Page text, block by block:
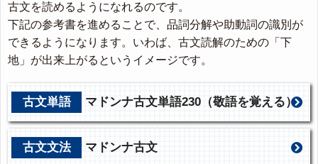
古文を読めるようになれるのです。
下記の参考書を進めることで、品詞分解や助動詞の識別が
できるようになります。いわば、古文読解のための「下
地」が出来上がるというイメージです。
古文単語 マドンナ古文単語230（敬語を覚える）
古文文法 マドンナ古文